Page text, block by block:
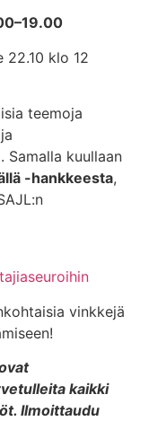
22.10 klo 12
teemoja
Samalla kuullaan
-hankkeesta,
vinkkejä
kaikki
Ilmoittaudu